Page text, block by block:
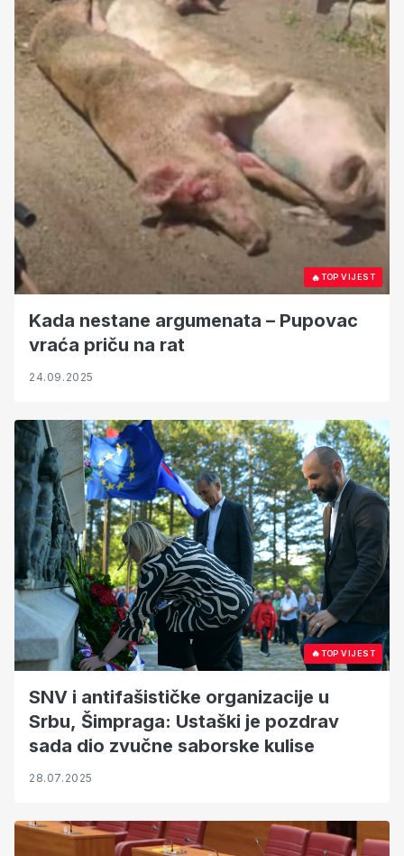
🔥TOP VIJEST
Kada nestane argumenata – Pupovac
vraća priču na rat
24.09.2025
🔥TOP VIJEST
SNV i antifašističke organizacije u
Srbu, Šimpraga: Ustaški je pozdrav
sada dio zvučne saborske kulise
28.07.2025